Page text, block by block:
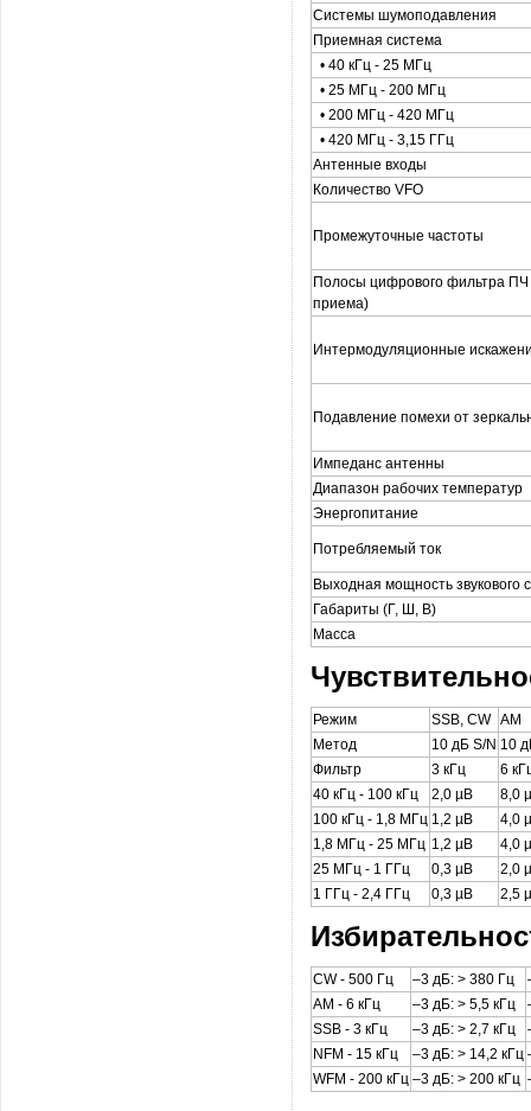
Системы шумоподавления
Приемная система
• 40 кГц - 25 МГц
• 25 МГц - 200 МГц
• 200 МГц - 420 МГц
• 420 МГц - 3,15 ГГц
Антенные входы
Количество VFO
Промежуточные частоты
Полосы цифрового фильтра ПЧ
приема)
Интермодуляционные
Подавление помехи от
Импеданс антенны
Диапазон рабочих температур
Энергопитание
Потребляемый ток
Выходная мощность звукового
Габариты (Г, Ш, В)
Масса
Режим SSB, CW AM
Метод
10 дБ S/N 10
Фильтр
3 кГц
6
40 кГц - 100 кГц
2,0 µВ
8,0
100 кГц - 1,8 МГц 1,2 µВ
4,0
1,8 МГц - 25 МГц 1,2 µВ
4,0
25 МГц - 1 ГГц
0,3 µВ
2,0
1 ГГц - 2,4 ГГц
0,3 µВ 2,5
CW - 500 Гц –3 дБ: > 380 Гц
AM - 6 кГц
–3 дБ: > 5,5 кГц
SSB - 3 кГц
–3 дБ: > 2,7 кГц
NFM - 15 кГц
–3 дБ: > 14,2 кГц
WFM - 200 кГц –3 дБ: > 200 кГц